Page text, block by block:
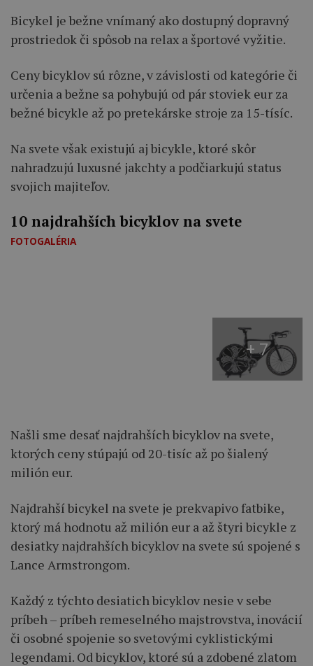
Bicykel je bežne vnímaný ako dostupný dopravný
prostriedok či spôsob na relax a športové vyžitie.
Ceny bicyklov sú rôzne, v závislosti od kategórie či
určenia a bežne sa pohybujú od pár stoviek eur za
bežné bicykle až po pretekárske stroje za 15-tísíc.
Na svete však existujú aj bicykle, ktoré skôr
nahradzujú luxusné jakchty a podčiarkujú status
svojich majiteľov.
10 najdrahších bicyklov na svete
FOTOGALÉRIA
+ 7
Našli sme desať najdrahších bicyklov na svete,
ktorých ceny stúpajú od 20-tisíc až po šialený
milión eur.
Najdrahší bicykel na svete je prekvapivo fatbike,
ktorý má hodnotu až milión eur a až štyri bicykle z
desiatky najdrahších bicyklov na svete sú spojené s
Lance Armstrongom.
Každý z týchto desiatich bicyklov nesie v sebe
príbeh – príbeh remeselného majstrovstva, inovácií
či osobné spojenie so svetovými cyklistickými
legendami. Od bicyklov, ktoré sú a zdobené zlatom